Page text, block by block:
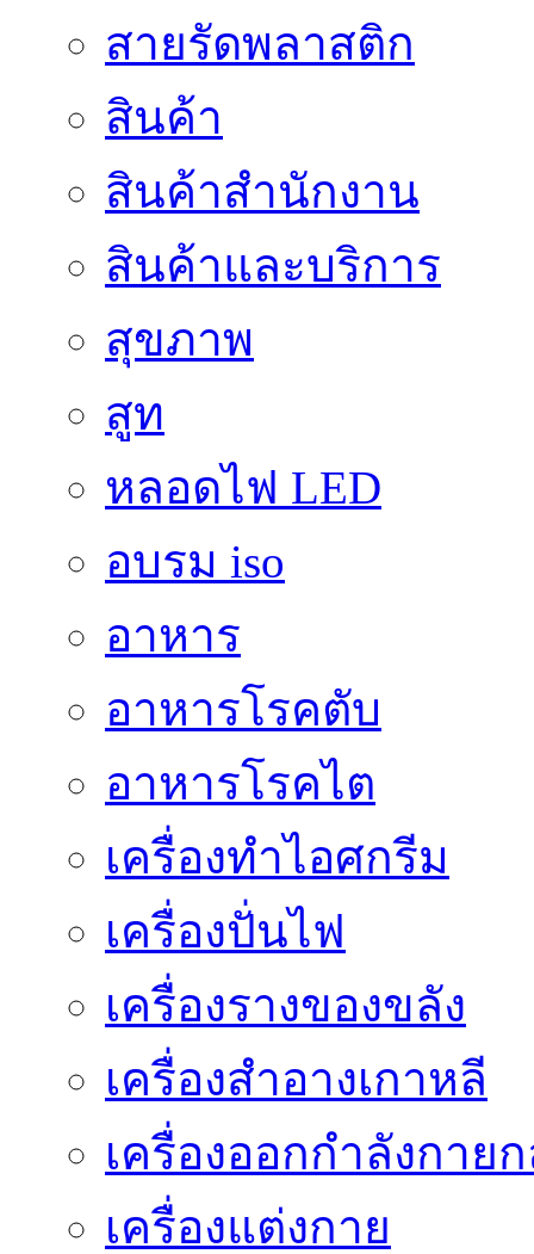
สายรัดพลาสติก
สินค้า
สินค้าสํานักงาน
สินค้าและบริการ
สุขภาพ
สูท
หลอดไฟ LED
อบรม iso
อาหาร
อาหารโรคตับ
อาหารโรคไต
เครื่องทำไอศกรีม
เครื่องปั่นไฟ
เครื่องรางของขลัง
เครื่องสำอางเกาหลี
เครื่องออกกำลังกาย
เครื่องแต่งกาย